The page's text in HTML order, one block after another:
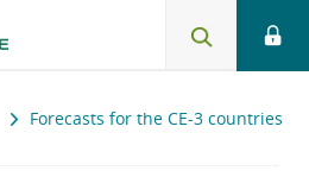
Forecasts for the CE-3 countries